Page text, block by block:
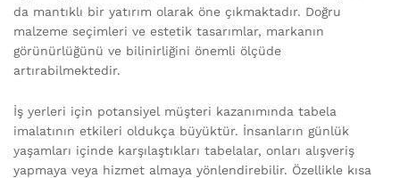
da mantıklı bir yatırım olarak öne çıkmaktadır. Doğru
malzeme seçimleri ve estetik tasarımlar, markanın
görünürlüğünü ve bilinirliğini önemli ölçüde
artırabilmektedir.
İş yerleri için potansiyel müşteri kazanımında tabela
imalatının etkileri oldukça büyüktür. İnsanların günlük
yaşamları içinde karşılaştıkları tabelalar, onları alışveriş
yapmaya veya hizmet almaya yönlendirebilir. Özellikle kısa